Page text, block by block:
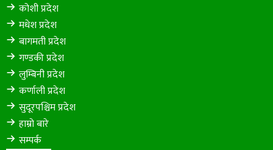
कोशी प्रदेश
मधेश प्रदेश
बागमती प्रदेश
गण्डकी प्रदेश
लुम्बिनी प्रदेश
कर्णाली प्रदेश
सुदूरपश्चिम प्रदेश
हाम्रो बारे
सम्पर्क